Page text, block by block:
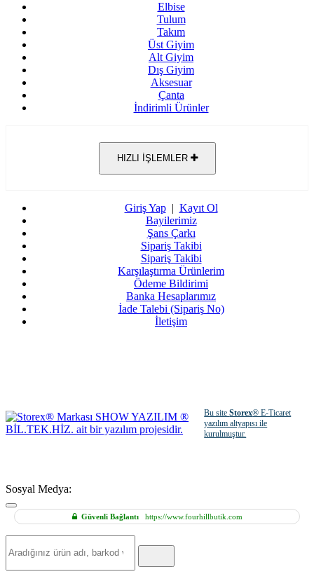
Elbise
Tulum
Takım
Üst Giyim
Alt Giyim
Dış Giyim
Aksesuar
Çanta
İndirimli Ürünler
HIZLI İŞLEMLER
Giriş Yap| Kayıt Ol
Bayilerimiz
Şans Çarkı
Sipariş Takibi
Sipariş Takibi
Karşılaştırma Ürünlerim
Ödeme Bildirimi
Banka Hesaplarımız
İade Talebi (Sipariş No)
İletişim
Bu siteStorex® E-Ticaret
yazılım altyapısı ile
kurulmuştur.
Sosyal Medya:
Güvenli Bağlantıhttps://www.fourhillbutik.com
Ürün